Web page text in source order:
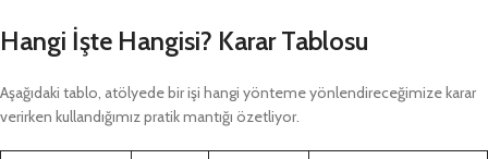
Hangi İşte Hangisi? Karar Tablosu
Aşağıdaki tablo, atölyede bir işi hangi yönteme yönlendireceğimize karar
verirken kullandığımız pratik mantığı özetliyor.